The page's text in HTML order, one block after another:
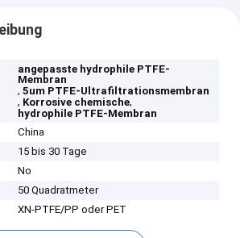
angepasste hydrophile PTFE-
Membran
,5um PTFE-Ultrafiltrationsmembran
, Korrosive chemische,
hydrophile PTFE-Membran
China
15 bis 30 Tage
No
50 Quadratmeter
XN-PTFE/PP oder PET